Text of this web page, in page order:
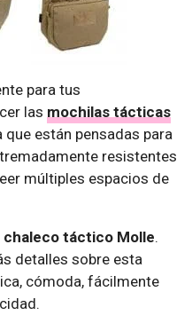
para tus
las mochilas tácticas
que están pensadas para
resistentes
múltiples espacios de
chaleco táctico Molle.
detalles sobre esta
cómoda, fácilmente